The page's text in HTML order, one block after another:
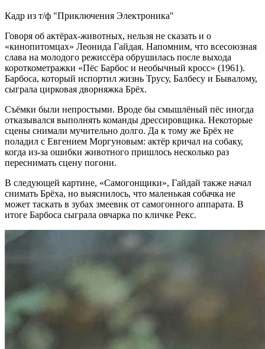
Кадр из т/ф "Приключения Электроника"
Говоря об актёрах‑животных, нельзя не сказать и о
«кинопитомцах» Леонида Гайдая. Напомним, что всесоюзная
слава на молодого режиссёра обрушилась после выхода
короткометражки «Пёс Барбос и необычный кросс» (1961).
Барбоса, который испортил жизнь Трусу, Балбесу и Бывалому,
сыграла цирковая дворняжка Брёх.
Съёмки были непростыми. Вроде бы смышлёный пёс иногда
отказывался выполнять команды дрессировщика. Некоторые
сцены снимали мучительно долго. Да к тому же Брёх не
поладил с Евгением Моргуновым: актёр кричал на собаку,
когда из‑за ошибки животного пришлось несколько раз
переснимать сцену погони.
В следующей картине, «Самогонщики», Гайдай также начал
снимать Брёха, но выяснилось, что маленькая собачка не
может таскать в зубах змеевик от самогонного аппарата. В
итоге Барбоса сыграла овчарка по кличке Рекс.